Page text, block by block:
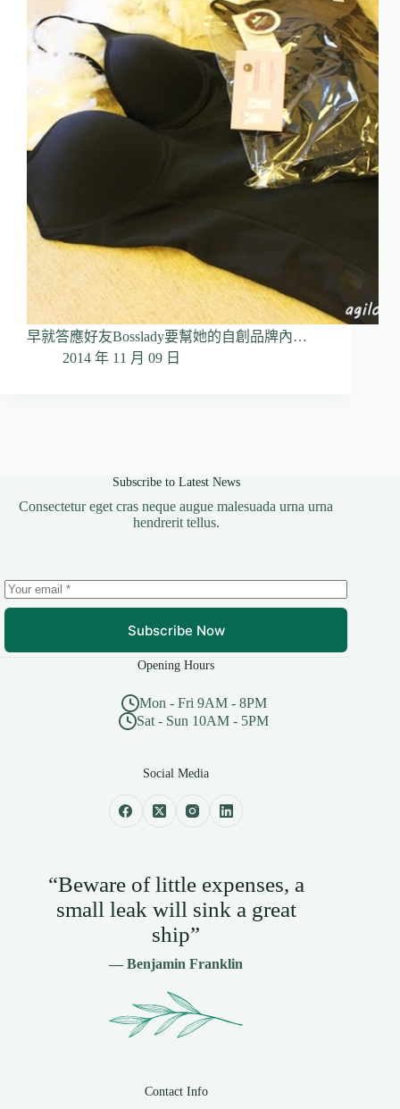
早就答應好友Bosslady要幫她的自創品牌內…
2014 年 11 月 09 日
Subscribe to Latest News
Consectetur eget cras neque augue malesuada urna urna
hendrerit tellus.
Subscribe Now
Opening Hours
Mon - Fri 9AM - 8PM
Sat - Sun 10AM - 5PM
Social Media
“Beware of little expenses, a
small leak will sink a great
ship”
— Benjamin Franklin
Contact Info